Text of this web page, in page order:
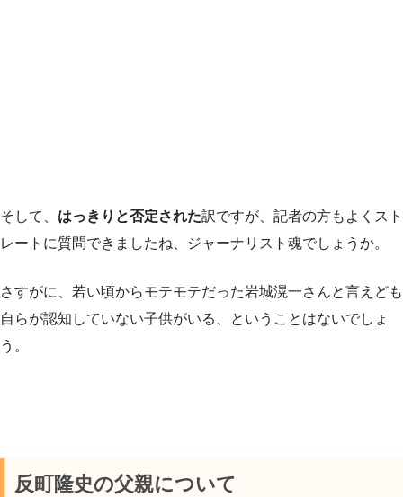
そして、 はっきりと否定された訳ですが、記者の方もよくスト
レートに質問できましたね、ジャーナリスト魂でしょうか。
さすがに、若い頃からモテモテだった岩城滉一さんと言えども
自らが認知していない子供がいる、ということはないでしょ
う。
反町隆史の父親について